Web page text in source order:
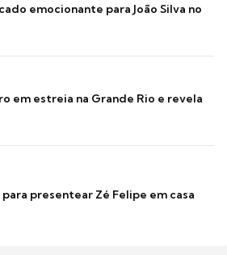
emocionante para João Silva no
em estreia na Grande Rio e revela
presentear Zé Felipe em casa